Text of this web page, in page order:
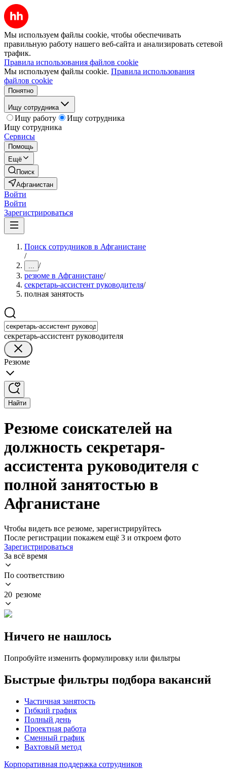
Мы используем файлы cookie, чтобы обеспечивать
правильную работу нашего веб-сайта и анализировать сетевой
трафик.
Правила использования файлов cookie
Мы используем файлы cookie. Правила использования
файлов cookie
Понятно
Ищу сотрудника
Ищу работу
Ищу сотрудника
Ищу сотрудника
Сервисы
Помощь
Ещё
Поиск
Афганистан
Войти
Войти
Зарегистрироваться
Поиск сотрудников в Афганистане
/
... /
резюме в Афганистане/
секретарь-ассистент руководителя/
полная занятость
секретарь-ассистент руководителя
Резюме
Найти
Резюме соискателей на
должность секретаря-
ассистента руководителя с
полной занятостью в
Афганистане
Чтобы видеть все резюме, зарегистрируйтесь
После регистрации покажем ещё 3 и откроем фото
Зарегистрироваться
За всё время
По соответствию
20 резюме
Ничего не нашлось
Попробуйте изменить формулировку или фильтры
Быстрые фильтры подбора вакансий
Частичная занятость
Гибкий график
Полный день
Проектная работа
Сменный график
Вахтовый метод
Корпоративная поддержка сотрудников